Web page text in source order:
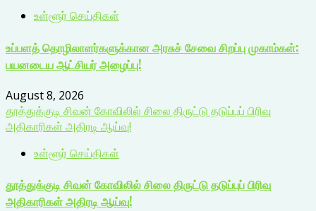
உள்ளூர் செய்திகள்
உப்பளத் தொழிலாளர்களுக்கான அரசுச் சேவை சிறப்பு முகாம்கள்:
பயனடைய ஆட்சியர் அழைப்பு!
August 8, 2026
தூத்துக்குடி சிவன் கோவிலில் சிலை திருட்டு தடுப்புப் பிரிவு
அதிகாரிகள் அதிரடி ஆய்வு!
உள்ளூர் செய்திகள்
தூத்துக்குடி சிவன் கோவிலில் சிலை திருட்டு தடுப்புப் பிரிவு
அதிகாரிகள் அதிரடி ஆய்வு!